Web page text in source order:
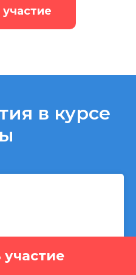
в курсе